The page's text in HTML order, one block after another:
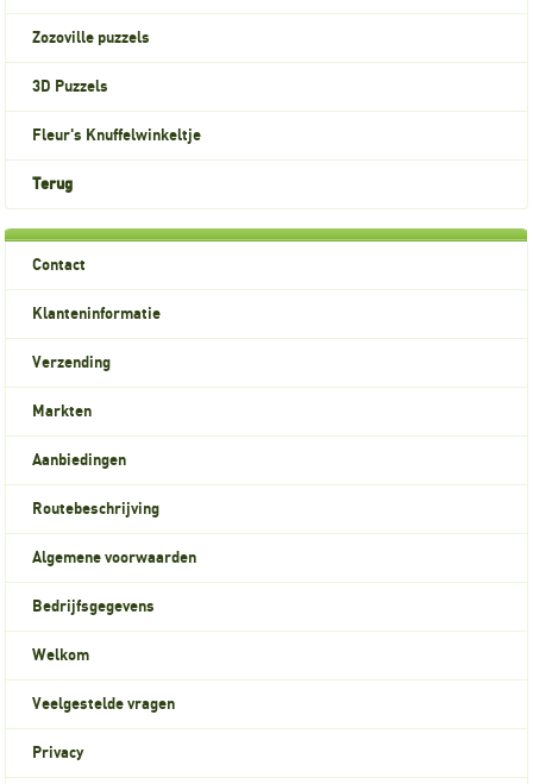
Zozoville puzzels
3D Puzzels
Fleur's Knuffelwinkeltje
Terug
Contact
Klanteninformatie
Verzending
Markten
Aanbiedingen
Routebeschrijving
Algemene voorwaarden
Bedrijfsgegevens
Welkom
Veelgestelde vragen
Privacy